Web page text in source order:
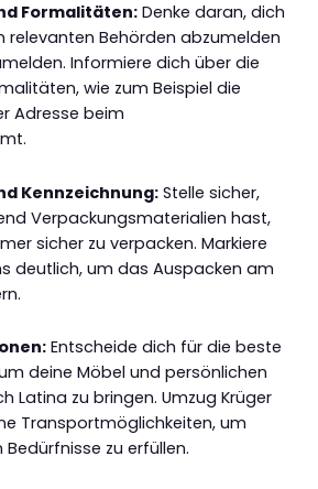
Formalitäten:Denke daran, dich
relevanten Behörden abzumelden
Informiere dich über die
wie zum Beispiel die
Adresse beim
Kennzeichnung: Stelle sicher,
Verpackungsmaterialien hast,
sicher zu verpacken. Markiere
deutlich, um das Auspacken am
Entscheide dich für die beste
deine Möbel und persönlichen
Latina zu bringen. Umzug Krüger
Transportmöglichkeiten, um
zu erfüllen.